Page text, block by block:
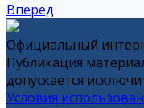
Вперед
Официальный
Публикация
допускается
Условия